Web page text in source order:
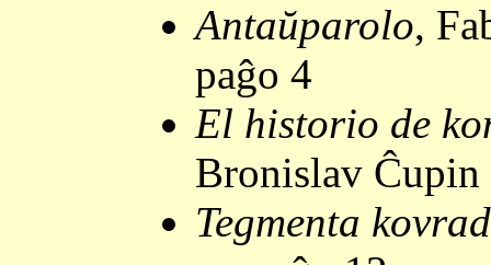
Antaŭparolo,
paĝo 4
El historio de
Bronislav
Tegmenta